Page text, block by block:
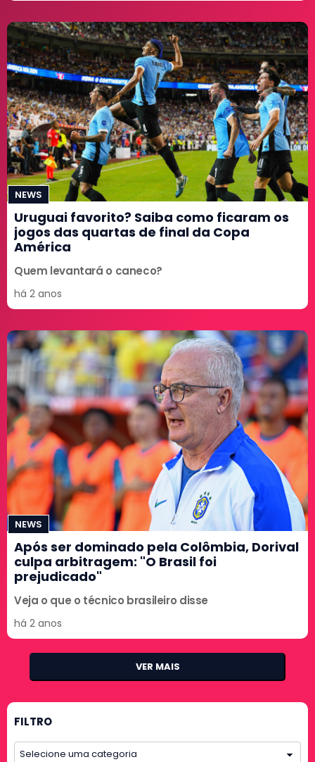
NEWS
Uruguai favorito? Saiba como ficaram os
jogos das quartas de final da Copa
América
Quem levantará o caneco?
há 2 anos
NEWS
Após ser dominado pela Colômbia, Dorival
culpa arbitragem: "O Brasil foi
prejudicado"
Veja o que o técnico brasileiro disse
há 2 anos
VER MAIS
FILTRO